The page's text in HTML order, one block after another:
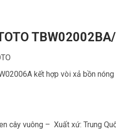
kết hợp vòi xả bồn
cây vuông – Xuất xứ: Trung